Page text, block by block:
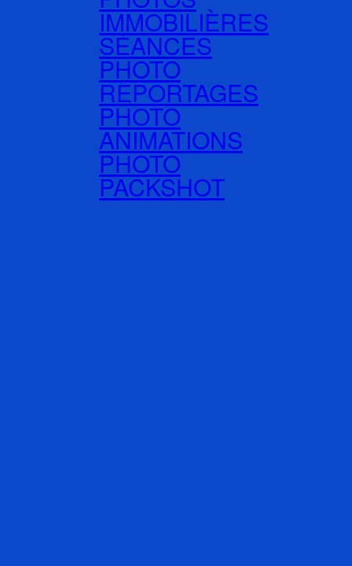
IMMOBILIÈRES
SÉANCES
PHOTO
REPORTAGES
PHOTO
ANIMATIONS
PHOTO
PACKSHOT